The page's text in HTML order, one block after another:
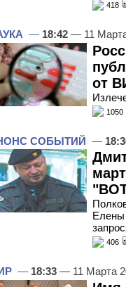
418
— 18:42 — 11
от
1050
СОБЫТИЙ —
Елены
406
— 18:33 — 11 Марта